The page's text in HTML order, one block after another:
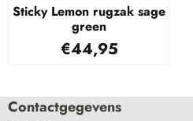
Sticky Lemon rugzak sage
green
€44,95
Contactgegevens